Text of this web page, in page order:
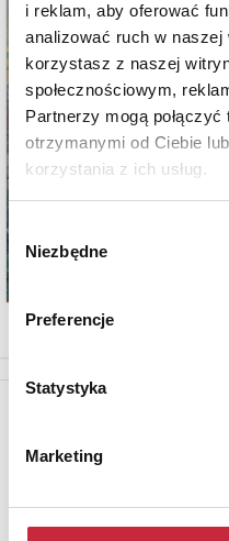
i reklam, aby oferować
analizować ruch w
korzystasz z naszej
społecznościowym,
Partnerzy mogą
otrzymanymi od Ciebie
korzystania z ich usług.
Wybór
zgody
Niezbędne
Preferencje
Statystyka
Marketing
Aby otrzymywać